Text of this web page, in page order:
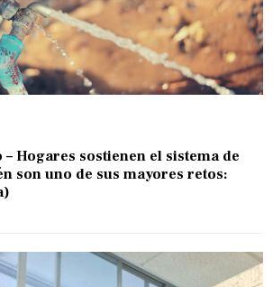
– Hogares sostienen el sistema de
son uno de sus mayores retos: